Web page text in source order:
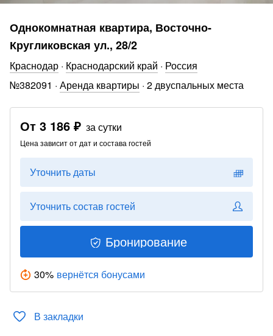
Однокомнатная квартира, Восточно-
Кругликовская ул., 28/2
Краснодар · Краснодарский край · Россия
№382091 · Аренда квартиры · 2 двуспальных места
От 3 186 ₽ за сутки
Цена зависит от дат и состава гостей
Уточнить даты
Уточнить состав гостей
Бронирование
30% вернётся бонусами
В закладки